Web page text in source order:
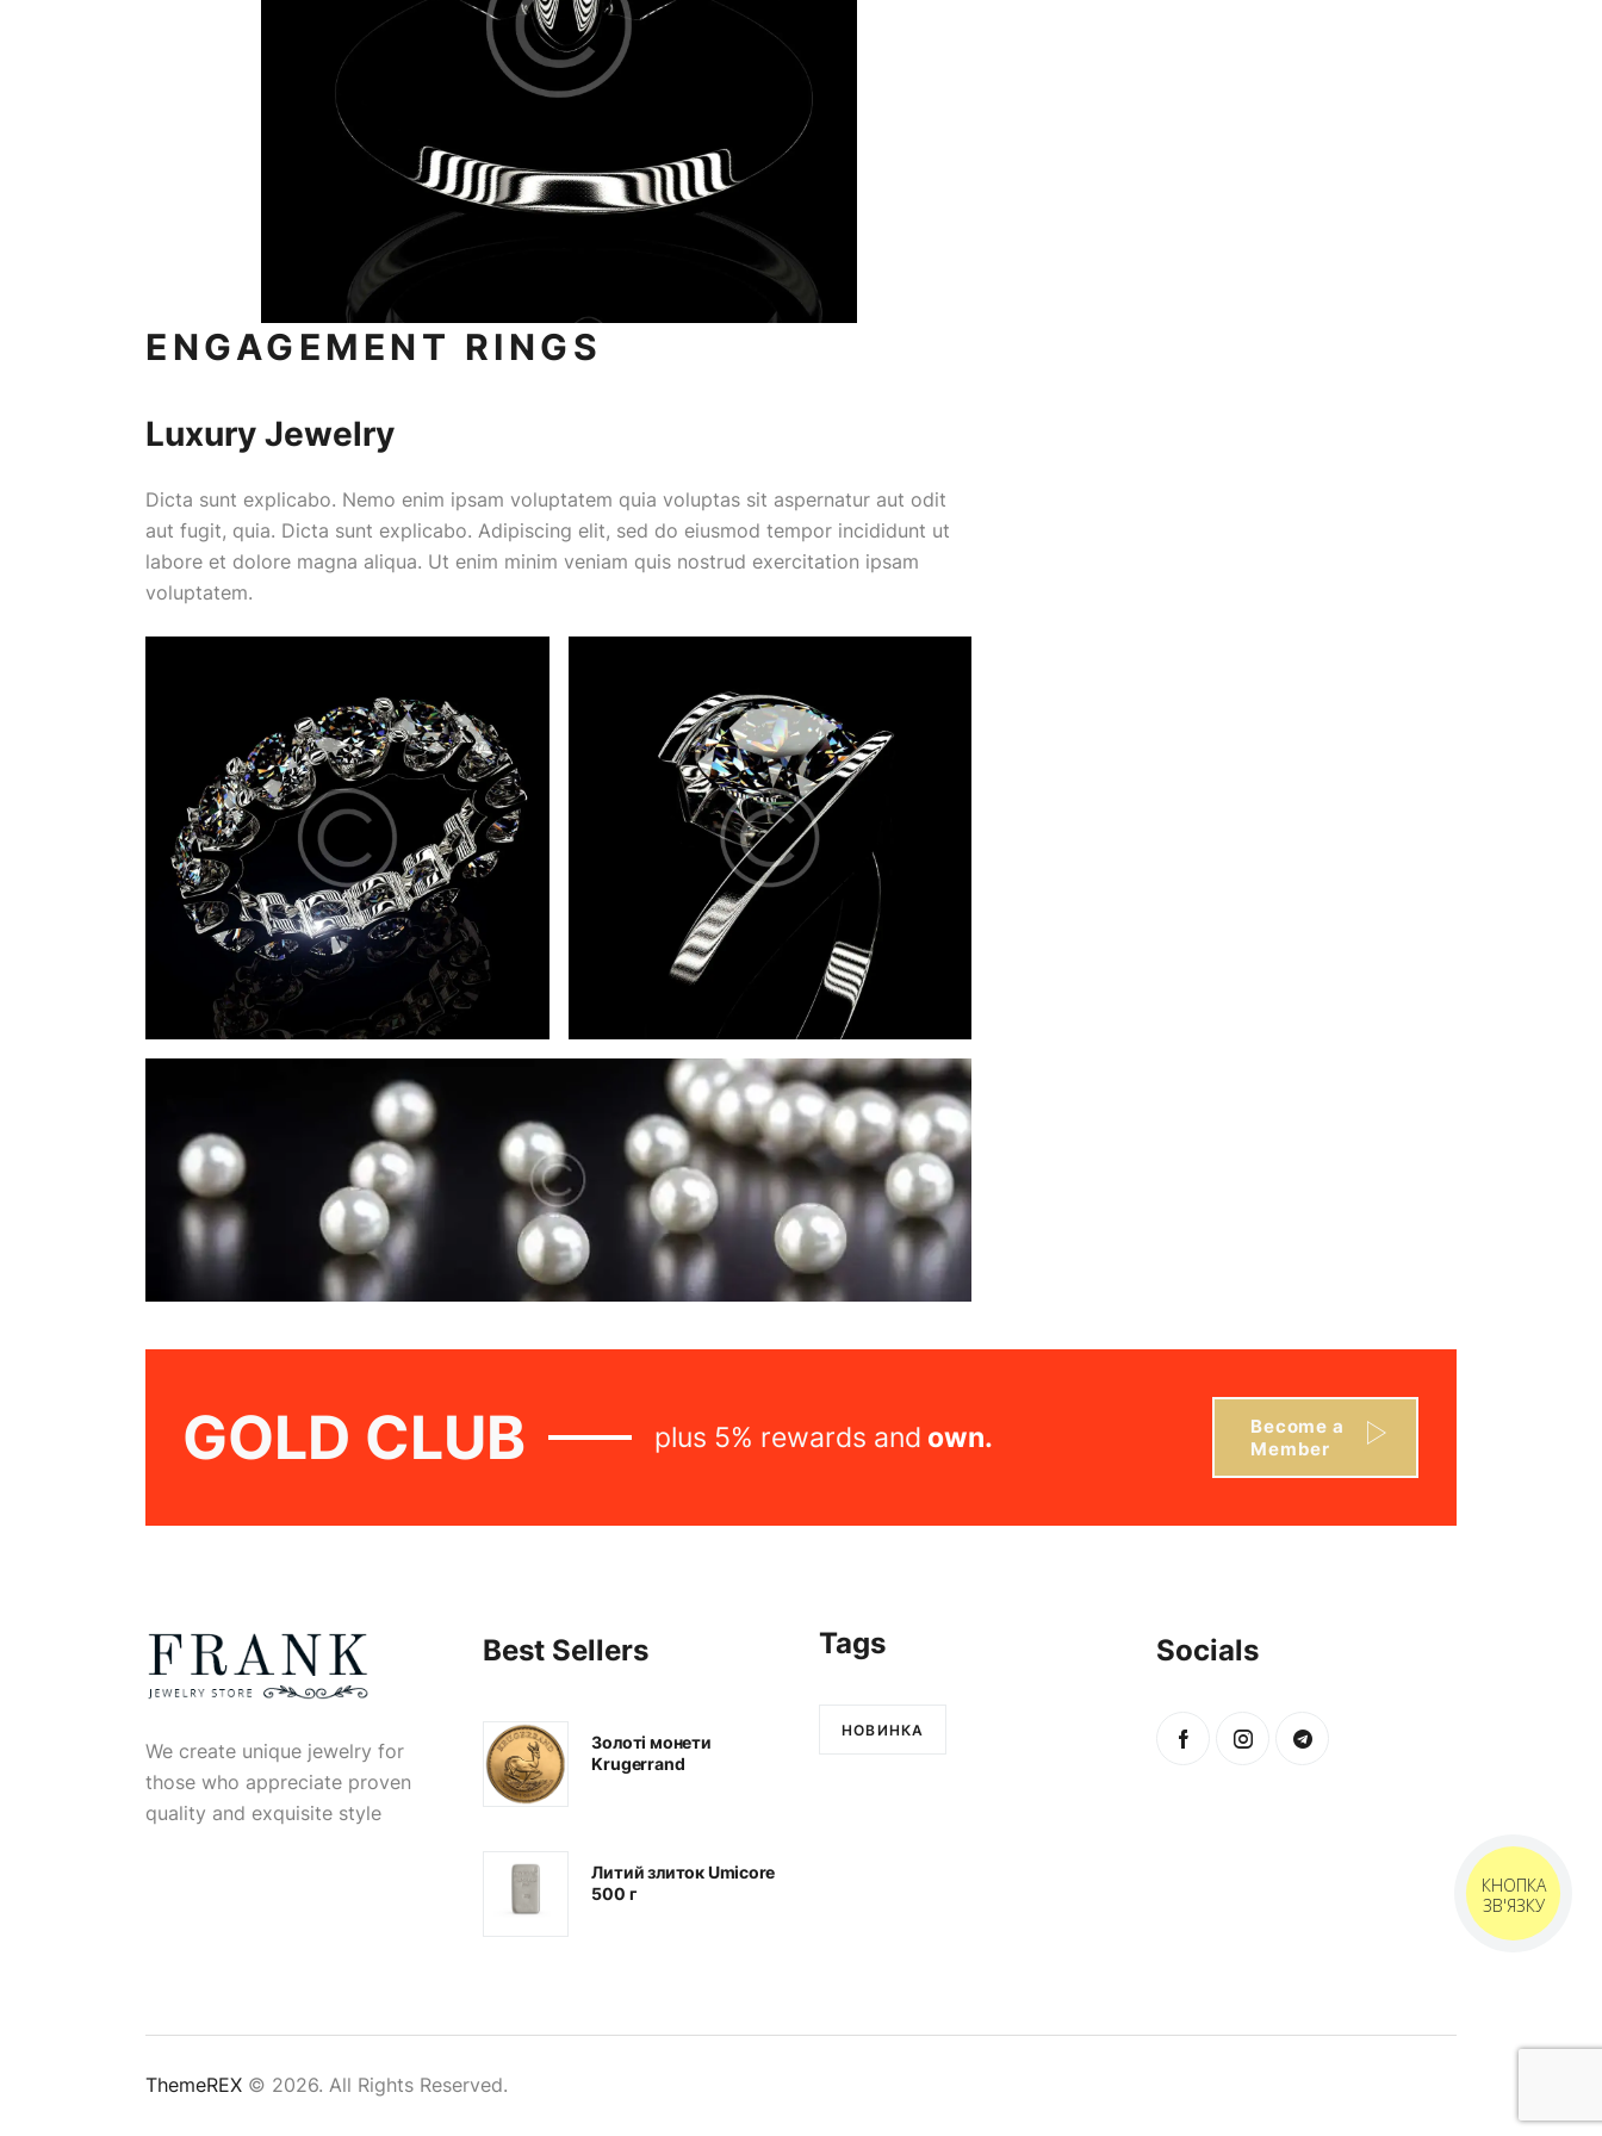
ENGAGEMENT RINGS
Luxury Jewelry
Dicta sunt explicabo. Nemo enim ipsam voluptatem quia voluptas sit aspernatur aut odit
aut fugit, quia. Dicta sunt explicabo. Adipiscing elit, sed do eiusmod tempor incididunt ut
labore et dolore magna aliqua. Ut enim minim veniam quis nostrud exercitation ipsam
voluptatem.
GOLD CLUB plus 5% rewards and owner ca
Become a
Member
We create unique jewelry for
those who appreciate proven
quality and exquisite style
Best Sellers
Золоті монети
Krugerrand
Литий злиток Umicore
500 г
Tags
НОВИНКА
Socials
ThemeREX © 2026. All Rights Reserved.
КНОПКА
ЗВ'ЯЗКУ